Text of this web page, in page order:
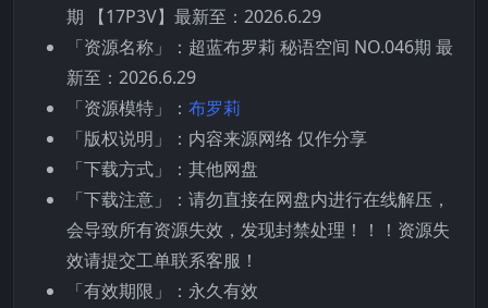
期 【17P3V】最新至：2026.6.29
「资源名称」：超蓝布罗莉 秘语空间 NO.046期 最
新至：2026.6.29
「资源模特」： 布罗莉
「版权说明」：内容来源网络 仅作分享
「下载方式」：其他网盘
「下载注意」：请勿直接在网盘内进行在线解压，
会导致所有资源失效，发现封禁处理！！！资源失
效请提交工单联系客服！
「有效期限」：永久有效